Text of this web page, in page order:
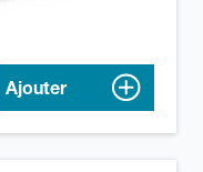
Ajouter